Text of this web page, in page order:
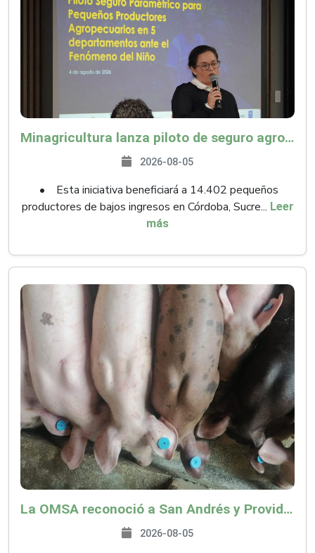
Minagricultura lanza piloto de seguro agropecuario por $9.625 millones para proteger a más de 14.000 pequeños productores contra riesgos del Fenómeno de El Niño
2026-08-05
• Esta iniciativa beneficiará a 14.402 pequeños
productores de bajos ingresos en Córdoba, Sucre... Leer
más
La OMSA reconoció a San Andrés y Providencia como zona libre de Peste Porcina Clásica (PPC)
2026-08-05